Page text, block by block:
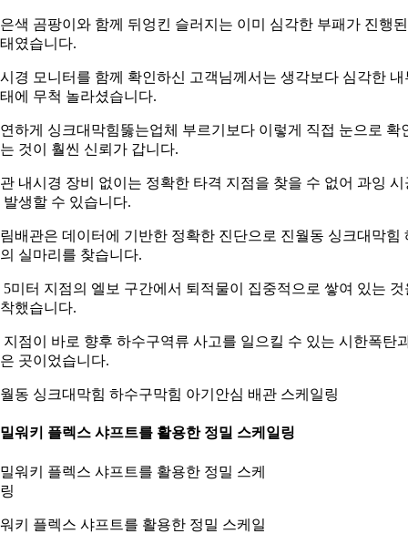
색 곰팡이와 함께 뒤엉킨 슬러지는 이미 심각한 부패가 진행된
였습니다.
경 모니터를 함께 확인하신 고객님께서는 생각보다 심각한 내
에 무척 놀라셨습니다.
하게 싱크대막힘뚫는업체 부르기보다 이렇게 직접 눈으로 확
것이 훨씬 신뢰가 갑니다.
내시경 장비 없이는 정확한 타격 지점을 찾을 수 없어 과잉 시
발생할 수 있습니다.
배관은 데이터에 기반한 정확한 진단으로 진월동 싱크대막힘
실마리를 찾습니다.
5미터 지점의 엘보 구간에서 퇴적물이 집중적으로 쌓여 있는 것
했습니다.
지점이 바로 향후 하수구역류 사고를 일으킬 수 있는 시한폭탄
곳이었습니다.
동 싱크대막힘 하수구막힘 아기안심 배관 스케일링
워키 플렉스 샤프트를 활용한 정밀 스케일링
키 플렉스 샤프트를 활용한 정밀 스케일